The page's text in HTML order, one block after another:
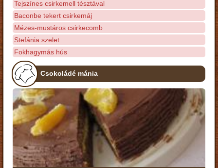
Tejszínes csirkemell tésztával
Baconbe tekert csirkemáj
Mézes-mustáros csirkecomb
Stefánia szelet
Fokhagymás hús
Csokoládé mánia